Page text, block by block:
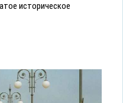
историческое